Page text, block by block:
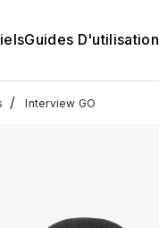
Guides D'utilisation
/ Interview GO